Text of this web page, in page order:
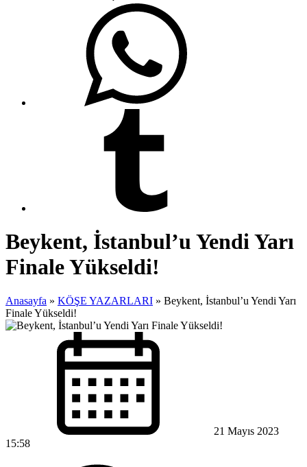
Beykent, İstanbul’u Yendi Yarı
Finale Yükseldi!
Anasayfa » KÖŞE YAZARLARI » Beykent, İstanbul’u Yendi Yarı
Finale Yükseldi!
21 Mayıs 2023
15:58